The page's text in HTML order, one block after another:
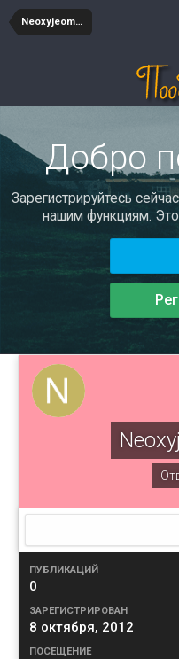
NeoxyjeomyWew
Добро
Зарегистрируйтесь
нашим функциям.
ПУБЛИКАЦИЙ
0
ЗАРЕГИСТРИРОВАН
8 октября, 2012
ПОСЕЩЕНИЕ